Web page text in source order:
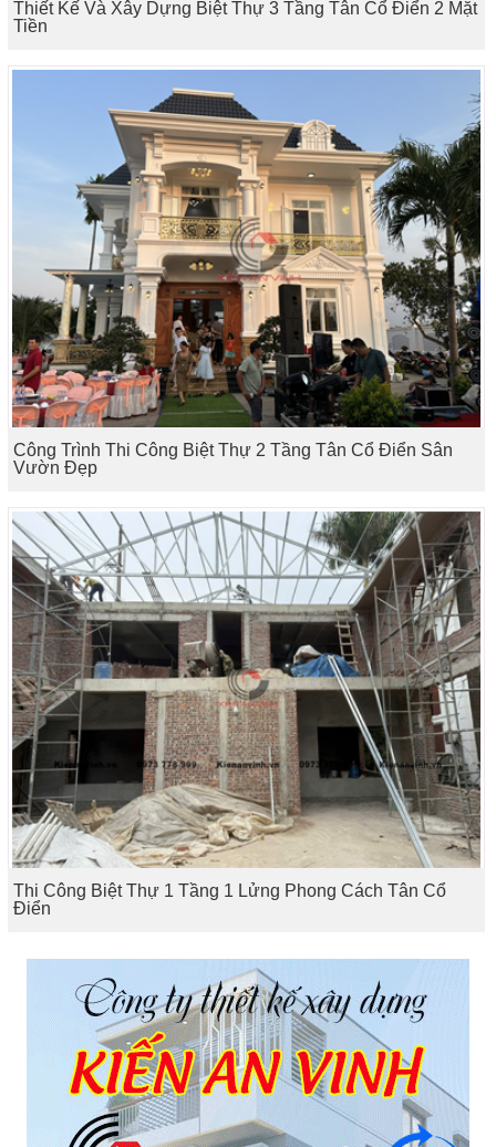
Thiết Kế Và Xây Dựng Biệt Thự 3 Tầng Tân Cổ Điển 2 Mặt
Tiền
Công Trình Thi Công Biệt Thự 2 Tầng Tân Cổ Điển Sân
Vườn Đẹp
Thi Công Biệt Thự 1 Tầng 1 Lửng Phong Cách Tân Cổ
Điển